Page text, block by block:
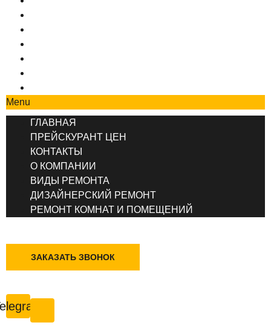
Menu
ГЛАВНАЯ
ПРЕЙСКУРАНТ ЦЕН
КОНТАКТЫ
О КОМПАНИИ
ВИДЫ РЕМОНТА
ДИЗАЙНЕРСКИЙ РЕМОНТ
РЕМОНТ КОМНАТ И ПОМЕЩЕНИЙ
ЗАКАЗАТЬ ЗВОНОК